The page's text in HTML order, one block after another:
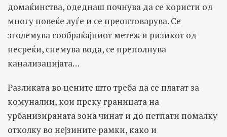
домаќинства, одеднаш почнува да се користи од
многу повеќе луѓе и се преоптоварува. Се
зголемува сообраќајниот метеж и ризикот од
несреќи, снемува вода, се преполнува
канализацијата…
Разликата во цените што треба да се платат за
комуналии, кои преку границата на
урбанизираната зона чинат и до петпати помалку
отколку во нејзините рамки, како и